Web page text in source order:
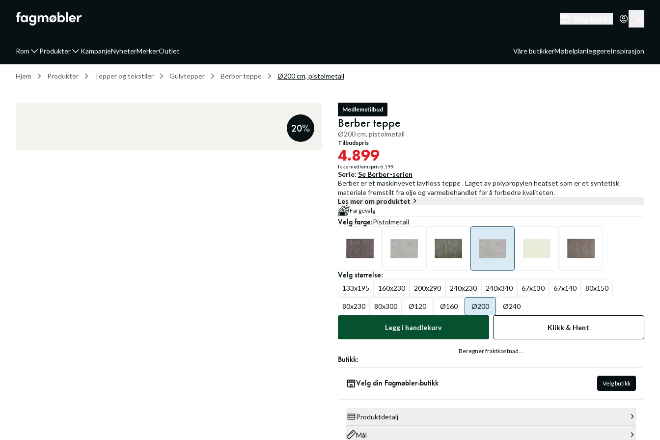
Rom Produkter KampanjeNyheterMerkerOutlet Våre butikkerMøbelplanleggereInspirasjon
Hjem Produkter Tepper og tekstiler Gulvtepper Berber teppe Ø200 cm, pistolmetall
20%
Medlemstilbud
Berber teppe
Ø200 cm, pistolmetall
Tilbudspris
4.899
Ikke medlemspris6.199
Serie: Se Berber-serien
Berber er et maskinvevet lavfloss teppe . Laget av polypropylen heatset som er et syntetisk
materiale fremstilt fra olje og varmebehandlet for å forbedre kvaliteten.
Les mer om produktet
Fargevalg
Velgfarge:Pistolmetall
Velgstørrelse:
133x195 160x230 200x290 240x230 240x340 67x130 67x140 80x150
80x230 80x300 Ø120 Ø160 Ø200 Ø240
Legg i handlekurv Klikk & Hent
Beregner fraktkostnad...
Butikk:
Velg din Fagmøbler-butikk Velg butikk
Produktdetalj
Mål